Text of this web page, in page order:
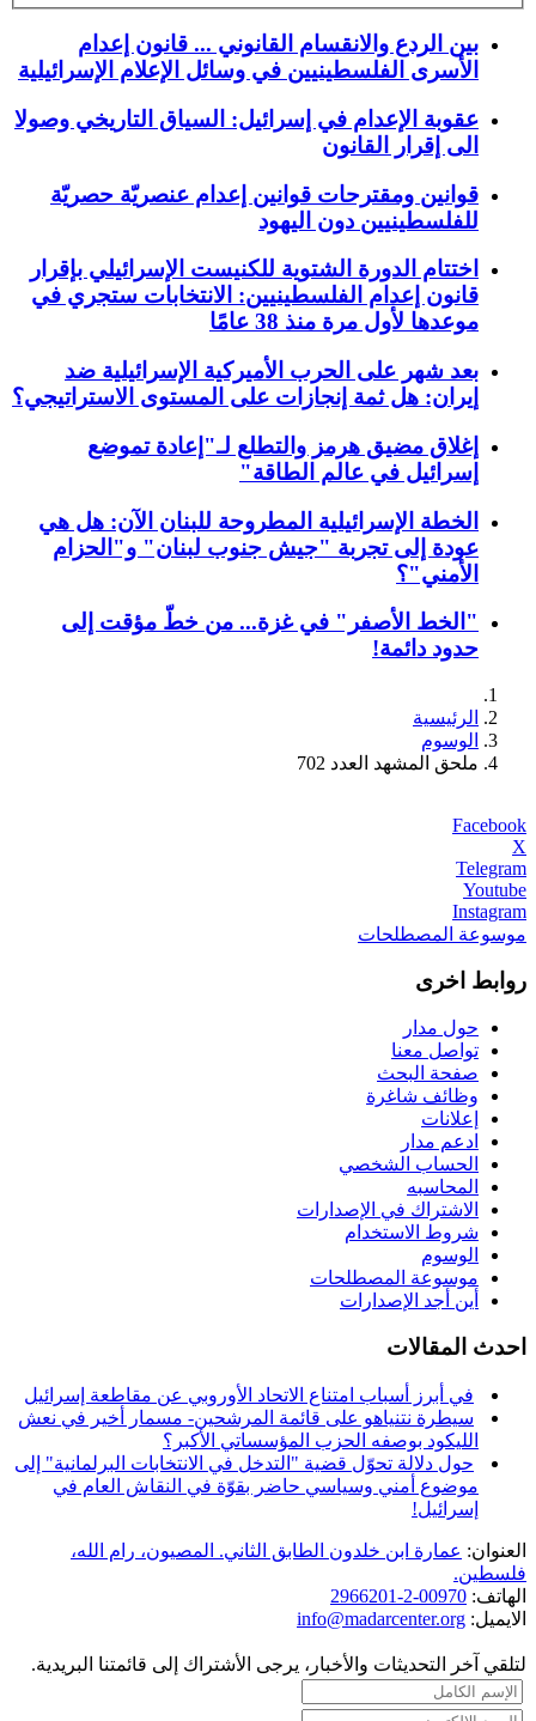
بين الردع والانقسام القانوني ... قانون إعدام
الأسرى الفلسطينيين في وسائل الإعلام الإسرائيلية
عقوبة الإعدام في إسرائيل: السياق التاريخي وصولا
الى إقرار القانون
قوانين ومقترحات قوانين إعدام عنصريّة حصريّة
للفلسطينيين دون اليهود
اختتام الدورة الشتوية للكنيست الإسرائيلي بإقرار
قانون إعدام الفلسطينيين: الانتخابات ستجري في
موعدها لأول مرة منذ 38 عامًا
بعد شهر على الحرب الأميركية الإسرائيلية ضد
إيران: هل ثمة إنجازات على المستوى الاستراتيجي؟
إغلاق مضيق هرمز والتطلع لـ"إعادة تموضع
إسرائيل في عالم الطاقة"
الخطة الإسرائيلية المطروحة للبنان الآن: هل هي
عودة إلى تجربة "جيش جنوب لبنان" و"الحزام
الأمني"؟
"الخط الأصفر" في غزة... من خطّ مؤقت إلى
حدود دائمة!
الرئيسية
الوسوم
ملحق المشهد العدد 702
Facebook
X
Telegram
Youtube
Instagram
موسوعة المصطلحات
روابط اخرى
حول مدار
تواصل معنا
صفحة البحث
وظائف شاغرة
إعلانات
ادعم مدار
الحساب الشخصي
المحاسبه
الاشتراك في الإصدارات
شروط الاستخدام
الوسوم
موسوعة المصطلحات
أين أجد الإصدارات
احدث المقالات
في أبرز أسباب امتناع الاتحاد الأوروبي عن مقاطعة إسرائيل
سيطرة نتنياهو على قائمة المرشحين- مسمار أخير في نعش
الليكود بوصفه الحزب المؤسساتي الأكبر؟
حول دلالة تحوّل قضية "التدخل في الانتخابات البرلمانية" إلى
موضوع أمني وسياسي حاضر بقوّة في النقاش العام في
إسرائيل!
العنوان: عمارة ابن خلدون الطابق الثاني. المصيون، رام الله،
فلسطين.
الهاتف: 00970-2-2966201
الايميل: info@madarcenter.org
لتلقي آخر التحديثات والأخبار، يرجى الأشتراك إلى قائمتنا البريدية.